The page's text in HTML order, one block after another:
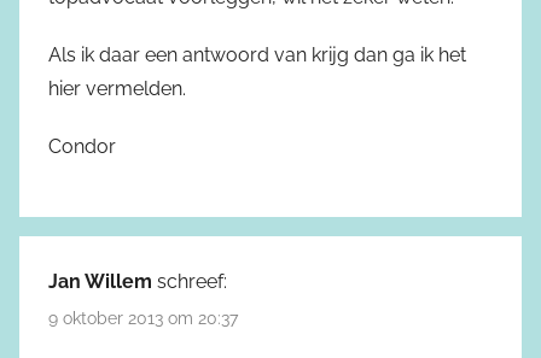
Als ik daar een antwoord van krijg dan ga ik het
hier vermelden.
Condor
Jan Willem schreef:
9 oktober 2013 om 20:37